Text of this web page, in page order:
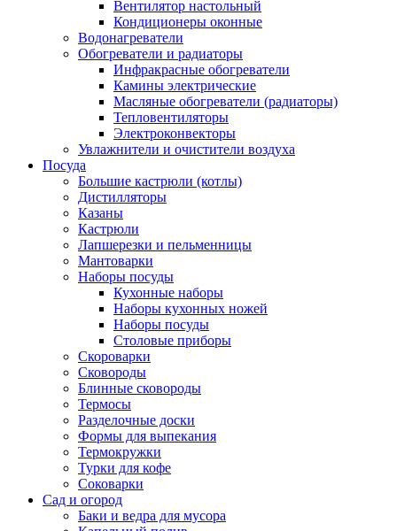
Вентилятор настольный
Кондиционеры оконные
Водонагреватели
Обогреватели и радиаторы
Инфракрасные обогреватели
Камины электрические
Масляные обогреватели (радиаторы)
Тепловентиляторы
Электроконвекторы
Увлажнители и очистители воздуха
Посуда
Большие кастрюли (котлы)
Дистилляторы
Казаны
Кастрюли
Лапшерезки и пельменницы
Мантоварки
Наборы посуды
Кухонные наборы
Наборы кухонных ножей
Наборы посуды
Столовые приборы
Скороварки
Сковороды
Блинные сковороды
Термосы
Разделочные доски
Формы для выпекания
Термокружки
Турки для кофе
Соковарки
Сад и огород
Баки и ведра для мусора